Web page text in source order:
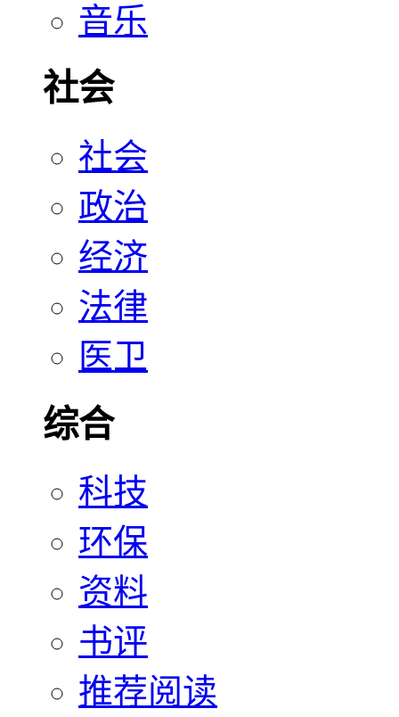
音乐
社会
社会
政治
经济
法律
医卫
综合
科技
环保
资料
书评
推荐阅读